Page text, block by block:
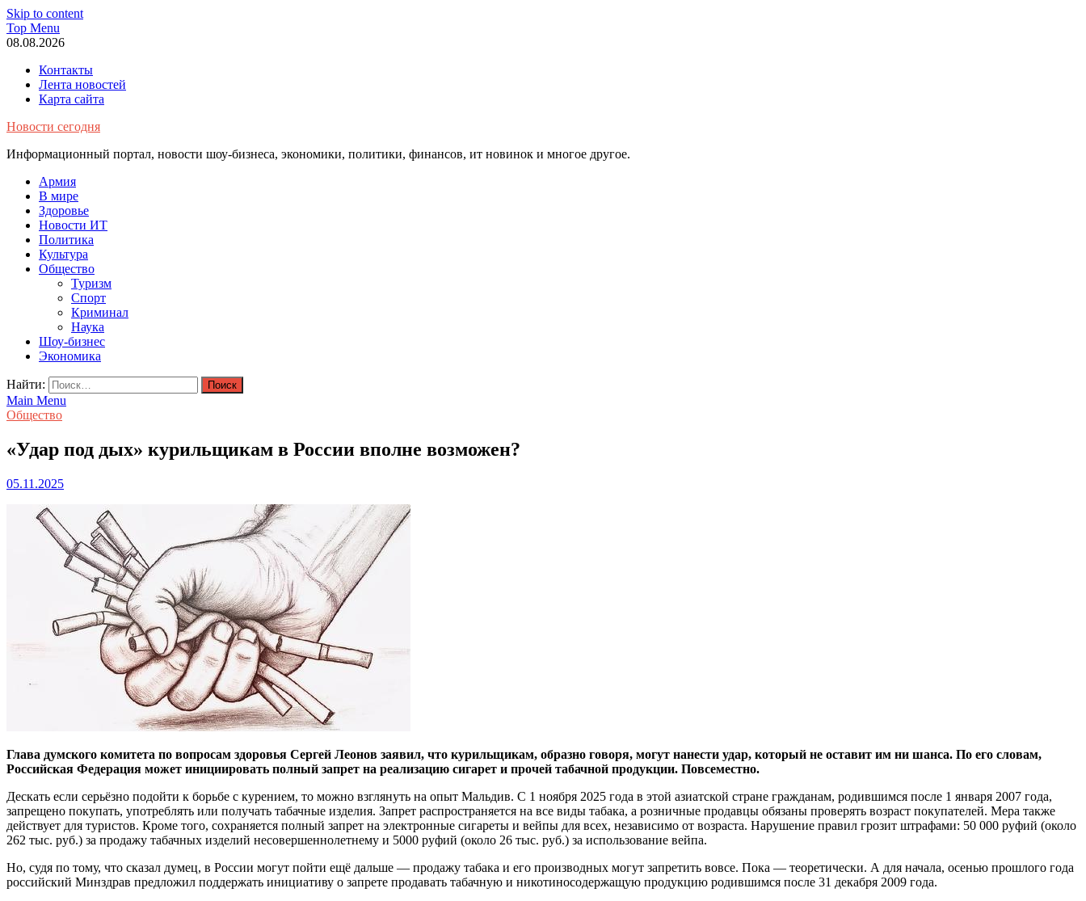
Skip to content
Top Menu
08.08.2026
Контакты
Лента новостей
Карта сайта
Новости сегодня
Информационный портал, новости шоу-бизнеса, экономики, политики, финансов, ит новинок и многое другое.
Армия
В мире
Здоровье
Новости ИТ
Политика
Культура
Общество
Туризм
Спорт
Криминал
Наука
Шоу-бизнес
Экономика
Найти:
Main Menu
Общество
«Удар под дых» курильщикам в России вполне возможен?
05.11.2025
Глава думского комитета по вопросам здоровья Сергей Леонов заявил, что курильщикам, образно говоря, могут нанести удар, который не оставит им ни шанса. По его словам,
Российская Федерация может инициировать полный запрет на реализацию сигарет и прочей табачной продукции. Повсеместно.
Дескать если серьёзно подойти к борьбе с курением, то можно взглянуть на опыт Мальдив. С 1 ноября 2025 года в этой азиатской стране гражданам, родившимся после 1 января 2007 года,
запрещено покупать, употреблять или получать табачные изделия. Запрет распространяется на все виды табака, а розничные продавцы обязаны проверять возраст покупателей. Мера также
действует для туристов. Кроме того, сохраняется полный запрет на электронные сигареты и вейпы для всех, независимо от возраста. Нарушение правил грозит штрафами: 50 000 руфий (около
262 тыс. руб.) за продажу табачных изделий несовершеннолетнему и 5000 руфий (около 26 тыс. руб.) за использование вейпа.
Но, судя по тому, что сказал думец, в России могут пойти ещё дальше — продажу табака и его производных могут запретить вовсе. Пока — теоретически. А для начала, осенью прошлого года
российский Минздрав предложил поддержать инициативу о запрете продавать табачную и никотиносодержащую продукцию родившимся после 31 декабря 2009 года.